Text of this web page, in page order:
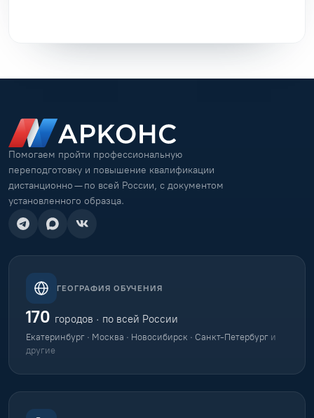
Помогаем пройти профессиональную
переподготовку и повышение квалификации
дистанционно — по всей России, с документом
установленного образца.
ГЕОГРАФИЯ ОБУЧЕНИЯ
170 городов · по всей России
Екатеринбург · Москва · Новосибирск · Санкт-Петербург и
другие